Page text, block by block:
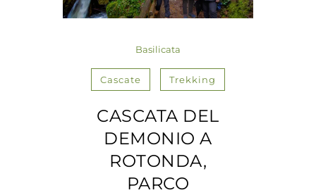
Basilicata
Cascate Trekking
CASCATA DEL
DEMONIO A
ROTONDA,
PARCO